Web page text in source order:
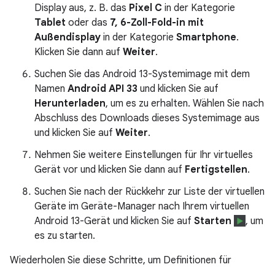
Display aus, z. B. das Pixel C in der Kategorie
Tablet oder das 7, 6-Zoll-Fold-in mit
Außendisplay in der Kategorie Smartphone.
Klicken Sie dann auf Weiter.
Suchen Sie das Android 13-Systemimage mit dem
Namen Android API 33 und klicken Sie auf
Herunterladen, um es zu erhalten. Wählen Sie nach
Abschluss des Downloads dieses Systemimage aus
und klicken Sie auf Weiter.
Nehmen Sie weitere Einstellungen für Ihr virtuelles
Gerät vor und klicken Sie dann auf Fertigstellen.
Suchen Sie nach der Rückkehr zur Liste der virtuellen
Geräte im Geräte-Manager nach Ihrem virtuellen
Android 13-Gerät und klicken Sie auf Starten
, um
es zu starten.
Wiederholen Sie diese Schritte, um Definitionen für